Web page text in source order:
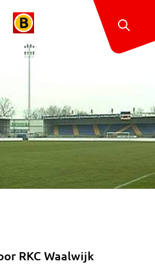
RKC Waalwijk